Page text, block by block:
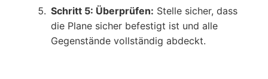
Schritt 5: Überprüfen: Stelle sicher, dass
die Plane sicher befestigt ist und alle
Gegenstände vollständig abdeckt.